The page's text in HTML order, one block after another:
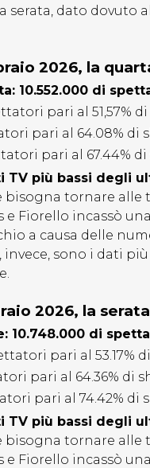
serata, dato
2026, la
10.552.000 di
pari al 51,57%
pari al 64.08% di
pari al 67.44% di
TV più bassi degli
tornare alle
Fiorello incassò
a causa delle
sono i dati
2026, la
10.748.000 di
pari al 53.17%
pari al 64.36% di
pari al 74.42% di
TV più bassi degli
tornare alle
Fiorello incassò